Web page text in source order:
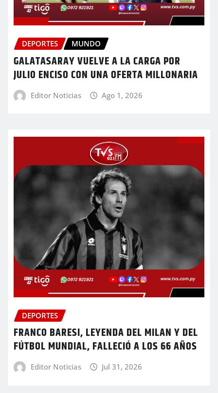
DEPORTES MUNDO
GALATASARAY VUELVE A LA CARGA POR
JULIO ENCISO CON UNA OFERTA MILLONARIA
Editor Noticias Ago 1, 2026
DEPORTES
FRANCO BARESI, LEYENDA DEL MILAN Y DEL
FÚTBOL MUNDIAL, FALLECIÓ A LOS 66 AÑOS
Editor Noticias Jul 31, 2026